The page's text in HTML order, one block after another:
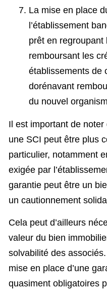
La mise en place
l’établissement
prêt en regroupant
remboursant les
établissements de
dorénavant
du nouvel
Il est important de
une SCI peut être plus
particulier, notamment
exigée par
garantie peut être un
un cautionnement
Cela peut d’ailleurs
valeur du bien
solvabilité des
mise en place d’une
quasiment obligatoires